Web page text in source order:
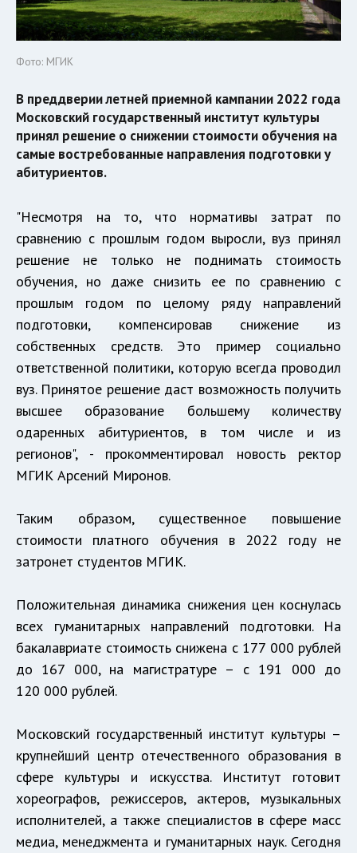
Фото: МГИК
В преддверии летней приемной кампании 2022 года
Московский государственный институт культуры
принял решение о снижении стоимости обучения на
самые востребованные направления подготовки у
абитуриентов.
"Несмотря на то, что нормативы затрат по
сравнению с прошлым годом выросли, вуз принял
решение не только не поднимать стоимость
обучения, но даже снизить ее по сравнению с
прошлым годом по целому ряду направлений
подготовки, компенсировав снижение из
собственных средств. Это пример социально
ответственной политики, которую всегда проводил
вуз. Принятое решение даст возможность получить
высшее образование большему количеству
одаренных абитуриентов, в том числе и из
регионов", - прокомментировал новость ректор
МГИК Арсений Миронов.
Таким образом, существенное повышение
стоимости платного обучения в 2022 году не
затронет студентов МГИК.
Положительная динамика снижения цен коснулась
всех гуманитарных направлений подготовки. На
бакалавриате стоимость снижена с 177 000 рублей
до 167 000, на магистратуре – с 191 000 до
120 000 рублей.
Московский государственный институт культуры –
крупнейший центр отечественного образования в
сфере культуры и искусства. Институт готовит
хореографов, режиссеров, актеров, музыкальных
исполнителей, а также специалистов в сфере масс
медиа, менеджмента и гуманитарных наук. Сегодня